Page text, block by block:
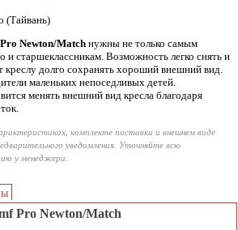
(Тайвань)
Newton/Match нужны не только самым
и старшеклассникам. Возможность легко снять и
креслу долго сохранять хороший внешний вид.
маленьких непоседливых детей.
менять внешний вид кресла благодаря
комплекте поставки и внешнем виде
уведомления. Уточняйте всю
у менеджера.
Pro Newton/Match